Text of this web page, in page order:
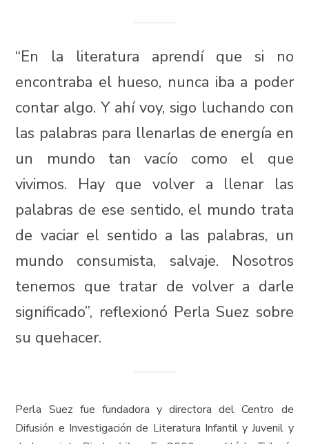
“En la literatura aprendí que si no
encontraba el hueso, nunca iba a poder
contar algo. Y ahí voy, sigo luchando con
las palabras para llenarlas de energía en
un mundo tan vacío como el que
vivimos. Hay que volver a llenar las
palabras de ese sentido, el mundo trata
de vaciar el sentido a las palabras, un
mundo consumista, salvaje. Nosotros
tenemos que tratar de volver a darle
significado”, reflexionó Perla Suez sobre
su quehacer.
Perla Suez fue fundadora y directora del Centro de
Difusión e Investigación de Literatura Infantil y Juvenil y